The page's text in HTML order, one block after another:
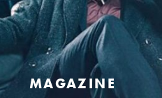
MAGAZINE